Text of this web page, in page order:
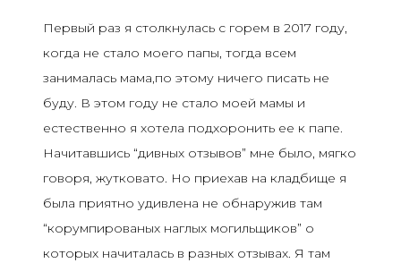
Первый раз я столкнулась с горем в 2017 году,
когда не стало моего папы, тогда всем
занималась мама,по этому ничего писать не
буду. В этом году не стало моей мамы и
естественно я хотела подхоронить ее к папе.
Начитавшись “дивных отзывов” мне было, мягко
говоря, жутковато. Но приехав на кладбище я
была приятно удивлена не обнаружив там
“корумпированых наглых могильщиков” о
которых начиталась в разных отзывах. Я там